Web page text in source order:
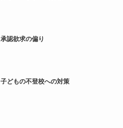
承認欲求の偏り
子どもの不登校への対策